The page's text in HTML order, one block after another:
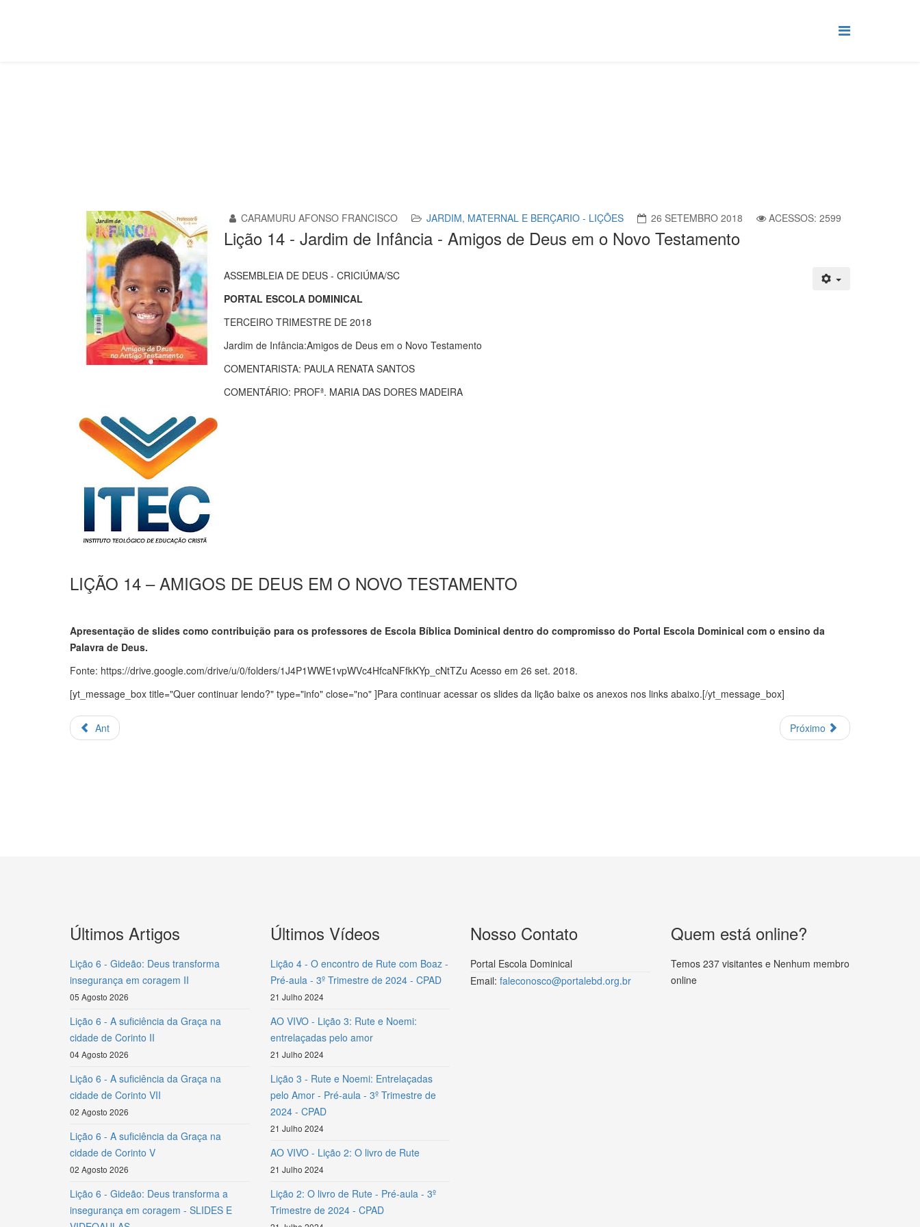
CARAMURU AFONSO FRANCISCO JARDIM, MATERNAL E BERÇARIO - LIÇÕES 26 SETEMBRO 2018 ACESSOS: 2599
Lição 14 - Jardim de Infância - Amigos de Deus em o Novo Testamento
ASSEMBLEIA DE DEUS - CRICIÚMA/SC
PORTAL ESCOLA DOMINICAL
TERCEIRO TRIMESTRE DE 2018
Jardim de Infância:Amigos de Deus em o Novo Testamento
COMENTARISTA: PAULA RENATA SANTOS
COMENTÁRIO: PROFª. MARIA DAS DORES MADEIRA
LIÇÃO 14 – AMIGOS DE DEUS EM O NOVO TESTAMENTO
Apresentação de slides como contribuição para os professores de Escola Bíblica Dominical dentro do compromisso do Portal Escola Dominical com o ensino da
Palavra de Deus.
Fonte: https://drive.google.com/drive/u/0/folders/1J4P1WWE1vpWVc4HfcaNFfkKYp_cNtTZu Acesso em 26 set. 2018.
[yt_message_box title="Quer continuar lendo?" type="info" close="no" ]Para continuar acessar os slides da lição baixe os anexos nos links abaixo.[/yt_message_box]
Ant Próximo
Últimos Artigos
Lição 6 - Gideão: Deus transforma
insegurança em coragem II
05 Agosto 2026
Lição 6 - A suficiência da Graça na
cidade de Corinto II
04 Agosto 2026
Lição 6 - A suficiência da Graça na
cidade de Corinto VII
02 Agosto 2026
Lição 6 - A suficiência da Graça na
cidade de Corinto V
02 Agosto 2026
Lição 6 - Gideão: Deus transforma a
insegurança em coragem - SLIDES E
Últimos Vídeos
Lição 4 - O encontro de Rute com Boaz -
Pré-aula - 3º Trimestre de 2024 - CPAD
21 Julho 2024
AO VIVO - Lição 3: Rute e Noemi:
entrelaçadas pelo amor
21 Julho 2024
Lição 3 - Rute e Noemi: Entrelaçadas
pelo Amor - Pré-aula - 3º Trimestre de
2024 - CPAD
21 Julho 2024
AO VIVO - Lição 2: O livro de Rute
21 Julho 2024
Lição 2: O livro de Rute - Pré-aula - 3º
Trimestre de 2024 - CPAD
Nosso Contato
Portal Escola Dominical
Email: faleconosco@portalebd.org.br
Quem está online?
Temos 237 visitantes e Nenhum membro
online